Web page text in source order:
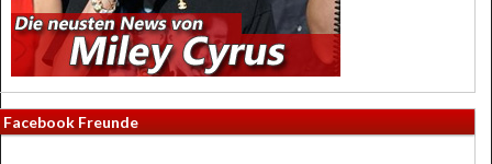
Facebook Freunde